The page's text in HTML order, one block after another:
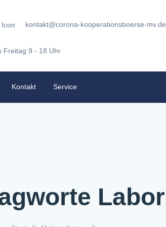
kontakt@corona-kooperationsboerse-mv.de
Freitag 9 - 18 Uhr
Kontakt Service
Labor